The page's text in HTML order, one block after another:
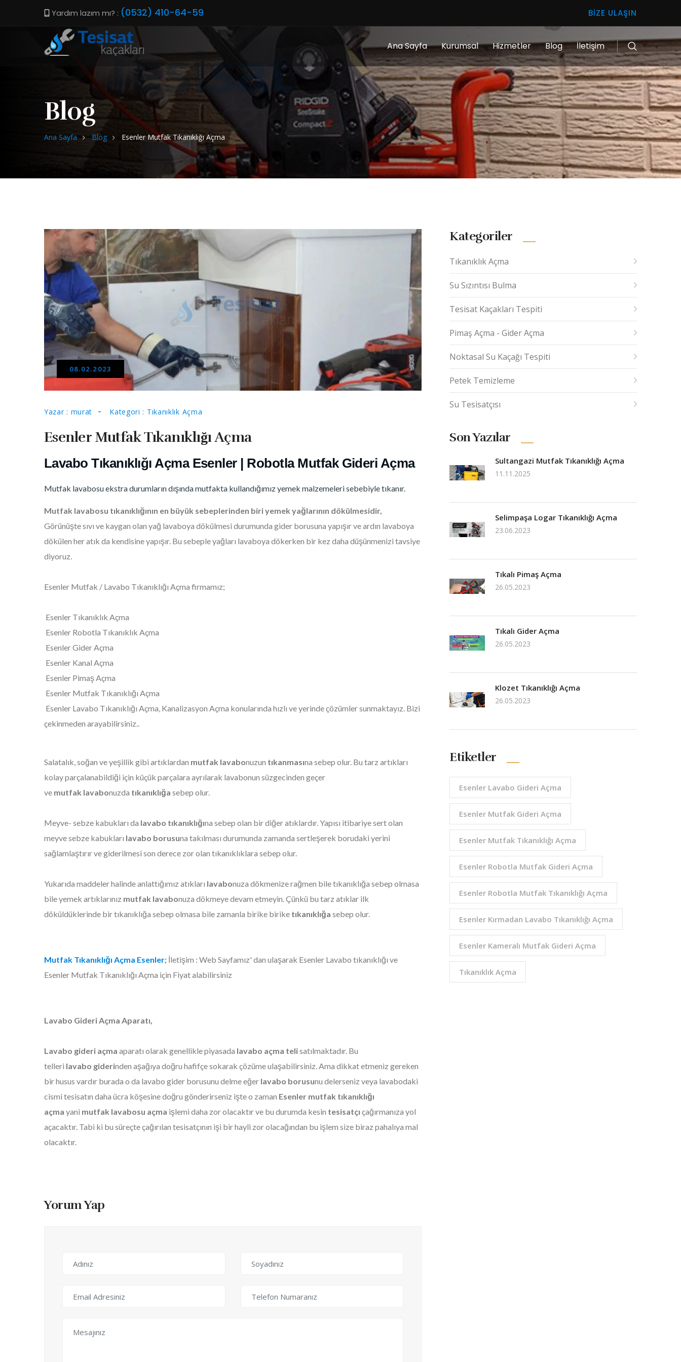
Yardım lazım mı? : (0532) 410-64-59 BIZE ULAŞIN
Ana Sayfa Kurumsal Hizmetler Blog İletişim
Blog
Ana Sayfa Blog Esenler Mutfak Tıkanıklığı Açma
08.02.2023
Yazar : murat Kategori : Tıkanıklık Açma
Esenler Mutfak Tıkanıklığı Açma
Lavabo Tıkanıklığı Açma Esenler | Robotla Mutfak Gideri Açma
Mutfak lavabosu ekstra durumların dışında mutfakta kullandığımız yemek malzemeleri sebebiyle tıkanır.
Mutfak lavabosu tıkanıklığının en büyük sebeplerinden biri yemek yağlarının dökülmesidir,
Görünüşte sıvı ve kaygan olan yağ lavaboya dökülmesi durumunda gider borusuna yapışır ve ardın lavaboya
dökülen her atık da kendisine yapışır. Bu sebeple yağları lavaboya dökerken bir kez daha düşünmenizi tavsiye
diyoruz.
Esenler Mutfak / Lavabo Tıkanıklığı Açma firmamız;
Esenler Tıkanıklık Açma
Esenler Robotla Tıkanıklık Açma
Esenler Gider Açma
Esenler Kanal Açma
Esenler Pimaş Açma
Esenler Mutfak Tıkanıklığı Açma
Esenler Lavabo Tıkanıklığı Açma, Kanalizasyon Açma konularında hızlı ve yerinde çözümler sunmaktayız. Bizi
çekinmeden arayabilirsiniz..
Salatalık, soğan ve yeşillik gibi artıklardan mutfak lavabonuzun tıkanmasına sebep olur. Bu tarz artıkları
kolay parçalanabildiği için küçük parçalara ayrılarak lavabonun süzgecinden geçer
ve mutfak lavabonuzda tıkanıklığa sebep olur.
Meyve- sebze kabukları da lavabo tıkanıklığına sebep olan bir diğer atıklardır. Yapısı itibariye sert olan
meyve sebze kabukları lavabo borusuna takılması durumunda zamanda sertleşerek borudaki yerini
sağlamlaştırır ve giderilmesi son derece zor olan tıkanıklıklara sebep olur.
Yukarıda maddeler halinde anlattığımız atıkları lavabonuza dökmenize rağmen bile tıkanıklığa sebep olmasa
bile yemek artıklarınız mutfak lavabonuza dökmeye devam etmeyin. Çünkü bu tarz atıklar ilk
döküldüklerinde bir tıkanıklığa sebep olmasa bile zamanla birike birike tıkanıklığa sebep olur.
Mutfak Tıkanıklığı Açma Esenler; İletişim : Web Sayfamız' dan ulaşarak Esenler Lavabo tıkanıklığı ve
Esenler Mutfak Tıkanıklığı Açma için Fiyat alabilirsiniz
Lavabo Gideri Açma Aparatı,
Lavabo gideri açma aparatı olarak genellikle piyasada lavabo açma telisatılmaktadır. Bu
telleri lavabo giderinden aşağıya doğru hafifçe sokarak çözüme ulaşabilirsiniz. Ama dikkat etmeniz gereken
bir husus vardır burada o da lavabo gider borusunu delme eğer lavabo borusunu delerseniz veya lavabodaki
cismi tesisatın daha ücra köşesine doğru gönderirseniz işte o zaman Esenler mutfak tıkanıklığı
açma yani mutfak lavabosu açma işlemi daha zor olacaktır ve bu durumda kesin tesisatçı çağırmanıza yol
açacaktır. Tabi ki bu süreçte çağırılan tesisatçının işi bir hayli zor olacağından bu işlem size biraz pahalıya mal
olacaktır.
Yorum Yap
Kategoriler
Tıkanıklık Açma
Su Sızıntısı Bulma
Tesisat Kaçakları Tespiti
Pimaş Açma - Gider Açma
Noktasal Su Kaçağı Tespiti
Petek Temizleme
Su Tesisatçısı
Son Yazılar
Sultangazi Mutfak Tıkanıklığı Açma
11.11.2025
Selimpaşa Logar Tıkanıklığı Açma
23.06.2023
Tıkalı Pimaş Açma
26.05.2023
Tıkalı Gider Açma
26.05.2023
Klozet Tıkanıklığı Açma
26.05.2023
Etiketler
Esenler Lavabo Gideri Açma
Esenler Mutfak Gideri Açma
Esenler Mutfak Tıkanıklığı Açma
Esenler Robotla Mutfak Gideri Açma
Esenler Robotla Mutfak Tıkanıklığı Açma
Esenler Kırmadan Lavabo Tıkanıklığı Açma
Esenler Kameralı Mutfak Gideri Açma
Tıkanıklık Açma